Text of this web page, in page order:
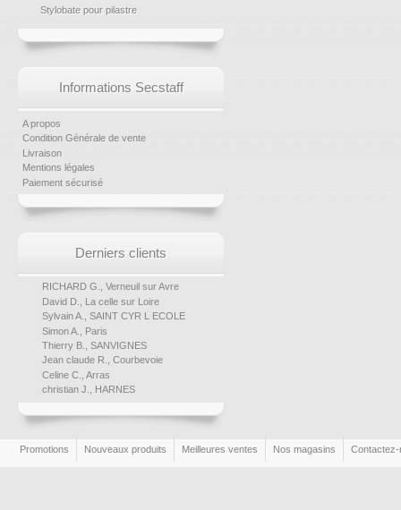
Stylobate pour pilastre
Informations Secstaff
A propos
Condition Générale de vente
Livraison
Mentions légales
Paiement sécurisé
Derniers clients
RICHARD G., Verneuil sur Avre
David D., La celle sur Loire
Sylvain A., SAINT CYR L ECOLE
Simon A., Paris
Thierry B., SANVIGNES
Jean claude R., Courbevoie
Celine C., Arras
christian J., HARNES
Promotions Nouveaux produits Meilleures ventes Nos magasins Contactez-